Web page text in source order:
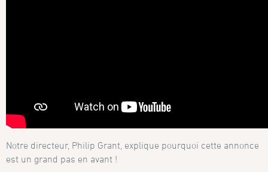
Notre directeur, Philip Grant, explique pourquoi cette annonce
est un grand pas en avant !